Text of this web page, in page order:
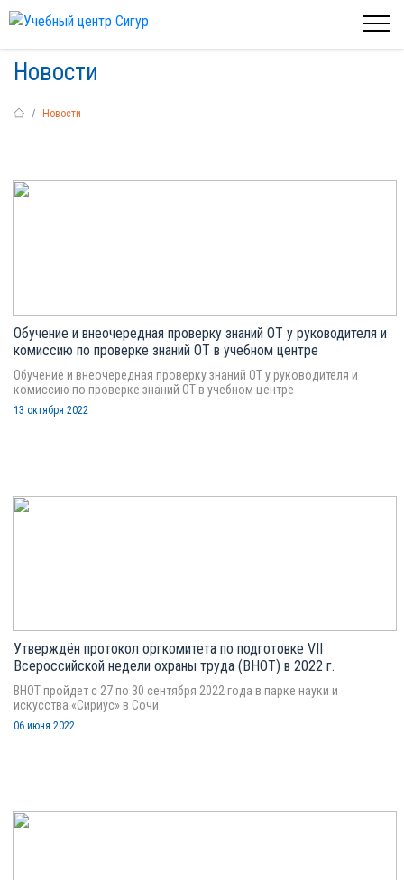
Новости
Новости
Обучение и внеочередная проверку знаний ОТ у руководителя и
комиссию по проверке знаний ОТ в учебном центре
Обучение и внеочередная проверку знаний ОТ у руководителя и
комиссию по проверке знаний ОТ в учебном центре
13 октября 2022
Утверждён протокол оргкомитета по подготовке VII
Всероссийской недели охраны труда (ВНОТ) в 2022 г.
ВНОТ пройдет с 27 по 30 сентября 2022 года в парке науки и
искусства «Сириус» в Сочи
06 июня 2022